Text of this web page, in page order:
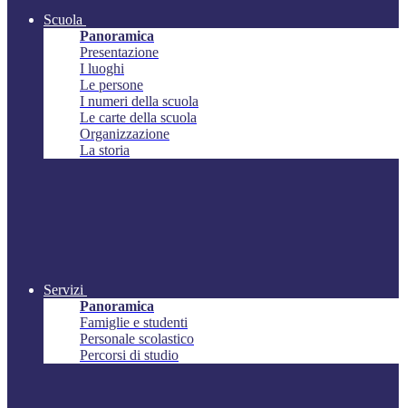
Scuola
Panoramica
Presentazione
I luoghi
Le persone
I numeri della scuola
Le carte della scuola
Organizzazione
La storia
Servizi
Panoramica
Famiglie e studenti
Personale scolastico
Percorsi di studio